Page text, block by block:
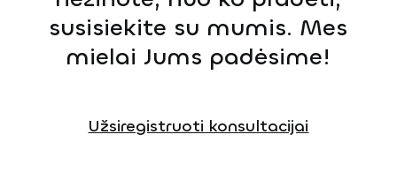
susisiekite su mumis. Mes
mielai Jums padėsime!
Užsiregistruoti konsultacijai